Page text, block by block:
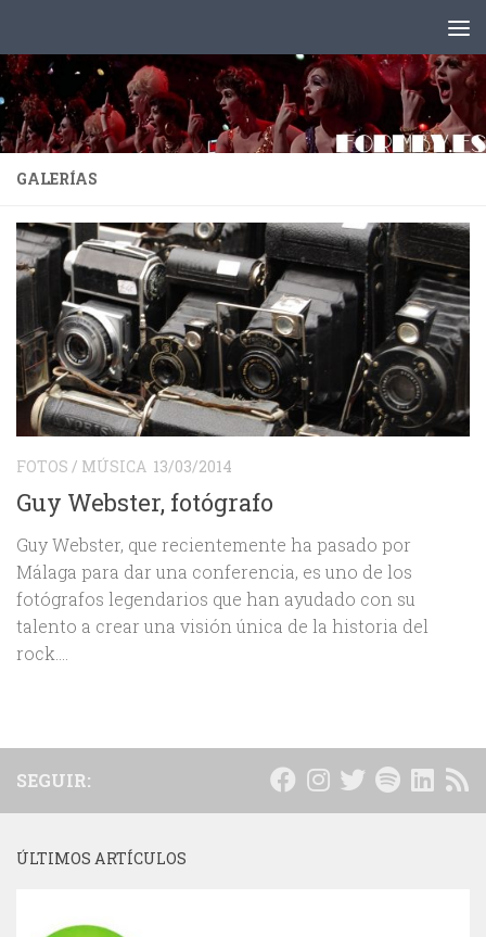
GALERÍAS
FOTOS / MÚSICA 13/03/2014
Guy Webster, fotógrafo
Guy Webster, que recientemente ha pasado por
Málaga para dar una conferencia, es uno de los
fotógrafos legendarios que han ayudado con su
talento a crear una visión única de la historia del
rock....
SEGUIR:
ÚLTIMOS ARTÍCULOS